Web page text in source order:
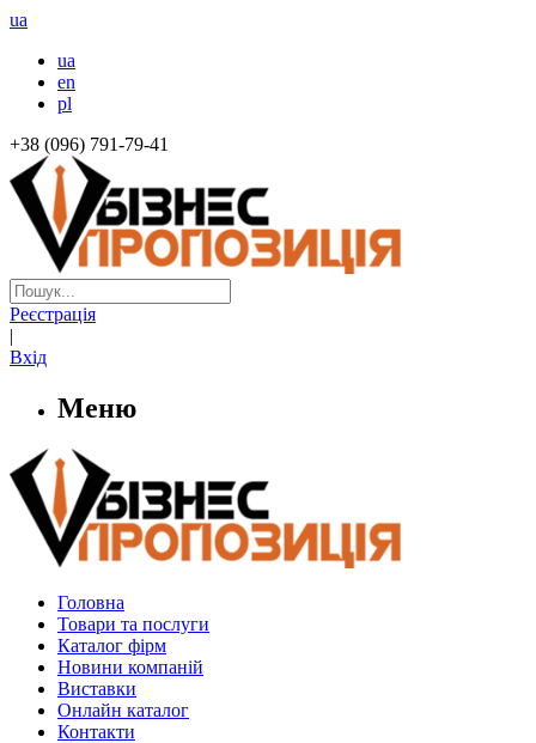
ua
ua
en
pl
+38 (096) 791-79-41
Реєстрація
|
Вхід
Меню
Головна
Товари та послуги
Каталог фірм
Новини компаній
Виставки
Онлайн каталог
Контакти